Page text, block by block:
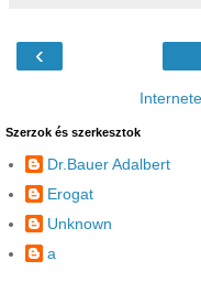
‹
Szerzok és szerkesztok
Dr.Bauer Adalbert
Erogat
Unknown
a